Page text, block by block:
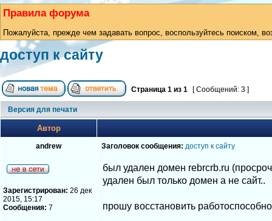
Правила форума
Пожалуйста, прежде чем задавать вопрос, воспользуйтесь поиском,
доступ к сайту
Страница 1 из 1 [ Сообщений: 3 ]
Версия для печати
Автор
andrew Заголовок сообщения: доступ к сайту
Зарегистрирован: 26 дек
2015, 15:17
Сообщения: 7
был удален домен rebrcrb.ru
удален был только домен а не сайт..
прошу восстановить